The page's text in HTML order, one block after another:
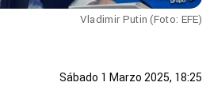
Vladimir Putin (Foto: EFE)
Sábado 1 Marzo 2025, 18:25